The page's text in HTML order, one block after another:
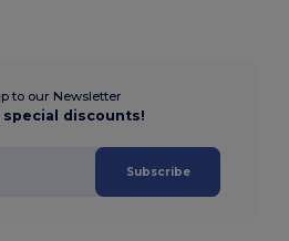
to our Newsletter
discounts!
Subscribe